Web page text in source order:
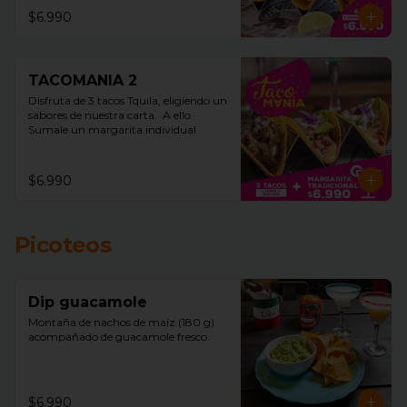
$6.990
TACOMANIA 2
Disfruta de 3 tacos Tquila, eligiendo un
sabores de nuestra carta.  A ello
Sumale un margarita individual
$6.990
Picoteos
Dip guacamole
Montaña de nachos de maíz (180 g)
acompañado de guacamole fresco.
$6.990